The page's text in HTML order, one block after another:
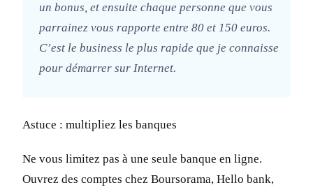
un bonus, et ensuite chaque personne que vous
parrainez vous rapporte entre 80 et 150 euros.
C’est le business le plus rapide que je connaisse
pour démarrer sur Internet.
Astuce : multipliez les banques
Ne vous limitez pas à une seule banque en ligne.
Ouvrez des comptes chez Boursorama, Hello bank,